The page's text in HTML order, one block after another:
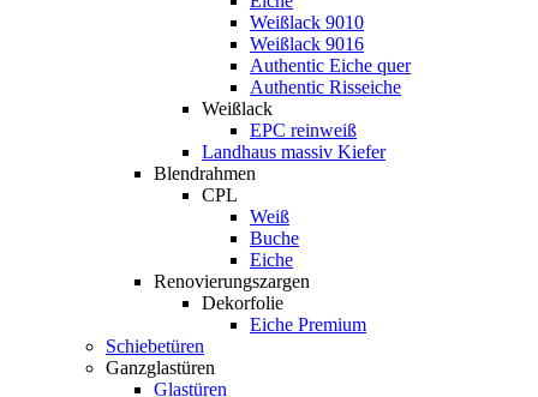
Weißlack 9010
Weißlack 9016
Authentic Eiche quer
Authentic Risseiche
Weißlack
EPC reinweiß
Landhaus massiv Kiefer
Blendrahmen
CPL
Weiß
Buche
Eiche
Renovierungszargen
Dekorfolie
Eiche Premium
Schiebetüren
Ganzglastüren
Glastüren